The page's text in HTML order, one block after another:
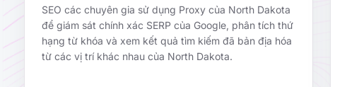
SEO các chuyên gia sử dụng Proxy của North Dakota
để giám sát chính xác SERP của Google, phân tích thứ
hạng từ khóa và xem kết quả tìm kiếm đã bản địa hóa
từ các vị trí khác nhau của North Dakota.